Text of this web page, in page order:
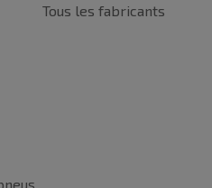
Tous les fabricants